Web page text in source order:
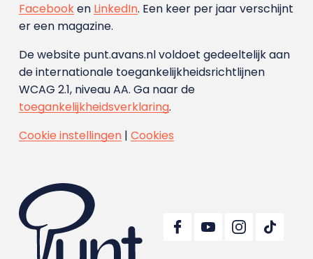
Facebooken LinkedIn. Een keer per jaar verschijnt
er een magazine.
De website punt.avans.nl voldoet gedeeltelijk aan
de internationale toegankelijkheidsrichtlijnen
WCAG 2.1, niveau AA. Ga naar de
toegankelijkheidsverklaring.
Cookie instellingen| Cookies